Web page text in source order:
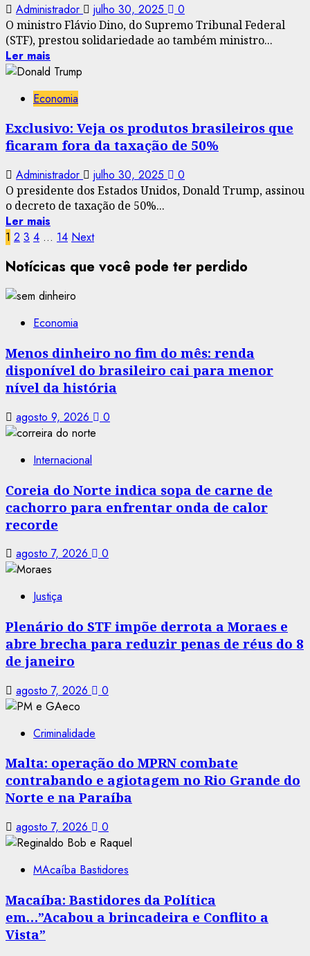
Administrador julho 30, 2025 0
O ministro Flávio Dino, do Supremo Tribunal Federal
(STF), prestou solidariedade ao também ministro...
Ler mais
Economia
Exclusivo: Veja os produtos brasileiros que
ficaram fora da taxação de 50%
Administrador julho 30, 2025 0
O presidente dos Estados Unidos, Donald Trump, assinou
o decreto de taxação de 50%...
Ler mais
Paginação
de
posts
1 2 3 4 … 14 Next
Notícicas que você pode ter perdido
Economia
Menos dinheiro no fim do mês: renda
disponível do brasileiro cai para menor
nível da história
agosto 9, 2026 0
Internacional
Coreia do Norte indica sopa de carne de
cachorro para enfrentar onda de calor
recorde
agosto 7, 2026 0
Justiça
Plenário do STF impõe derrota a Moraes e
abre brecha para reduzir penas de réus do 8
de janeiro
agosto 7, 2026 0
Criminalidade
Malta: operação do MPRN combate
contrabando e agiotagem no Rio Grande do
Norte e na Paraíba
agosto 7, 2026 0
MAcaíba Bastidores
Macaíba: Bastidores da Política
em…”Acabou a brincadeira e Conflito a
Vista”